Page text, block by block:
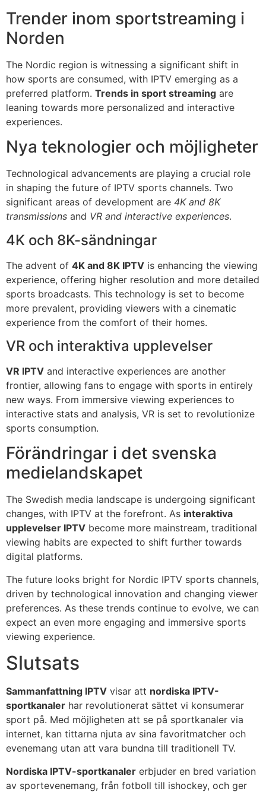
Trender inom sportstreaming i
Norden
The Nordic region is witnessing a significant shift in
how sports are consumed, with IPTV emerging as a
preferred platform. Trends in sport streaming are
leaning towards more personalized and interactive
experiences.
Nya teknologier och möjligheter
Technological advancements are playing a crucial role
in shaping the future of IPTV sports channels. Two
significant areas of development are 4K and 8K
transmissions and VR and interactive experiences.
4K och 8K-sändningar
The advent of 4K and 8K IPTV is enhancing the viewing
experience, offering higher resolution and more detailed
sports broadcasts. This technology is set to become
more prevalent, providing viewers with a cinematic
experience from the comfort of their homes.
VR och interaktiva upplevelser
VR IPTV and interactive experiences are another
frontier, allowing fans to engage with sports in entirely
new ways. From immersive viewing experiences to
interactive stats and analysis, VR is set to revolutionize
sports consumption.
Förändringar i det svenska
medielandskapet
The Swedish media landscape is undergoing significant
changes, with IPTV at the forefront. As interaktiva
upplevelser IPTV become more mainstream, traditional
viewing habits are expected to shift further towards
digital platforms.
The future looks bright for Nordic IPTV sports channels,
driven by technological innovation and changing viewer
preferences. As these trends continue to evolve, we can
expect an even more engaging and immersive sports
viewing experience.
Slutsats
Sammanfattning IPTV visar att nordiska IPTV-
sportkanaler har revolutionerat sättet vi konsumerar
sport på. Med möjligheten att se på sportkanaler via
internet, kan tittarna njuta av sina favoritmatcher och
evenemang utan att vara bundna till traditionell TV.
Nordiska IPTV-sportkanaler erbjuder en bred variation
av sportevenemang, från fotboll till ishockey, och ger